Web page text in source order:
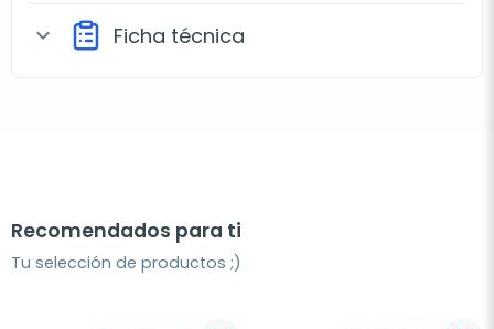
expand_more Ficha técnica
Recomendados para ti
Tu selección de productos ;)